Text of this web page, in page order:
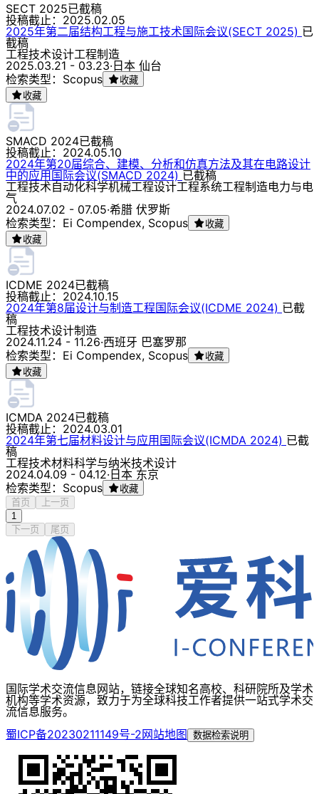
SECT 2025已截稿
投稿截止： 2025.02.05
2025年第二届结构工程与施工技术国际会议(SECT 2025) 已
截稿
工程技术设计工程制造
2025.03.21 - 03.23·日本 仙台
检索类型：Scopus
收藏
收藏
SMACD 2024已截稿
投稿截止： 2024.05.10
2024年第20届综合、建模、分析和仿真方法及其在电路设计
中的应用国际会议(SMACD 2024) 已截稿
工程技术自动化科学机械工程设计工程系统工程制造电力与电
气
2024.07.02 - 07.05·希腊 伏罗斯
检索类型：Ei Compendex, Scopus
收藏
收藏
ICDME 2024已截稿
投稿截止： 2024.10.15
2024年第8届设计与制造工程国际会议(ICDME 2024) 已截
稿
工程技术设计制造
2024.11.24 - 11.26·西班牙 巴塞罗那
检索类型：Ei Compendex, Scopus
收藏
收藏
ICMDA 2024已截稿
投稿截止： 2024.03.01
2024年第七届材料设计与应用国际会议(ICMDA 2024) 已截
稿
工程技术材料科学与纳米技术设计
2024.04.09 - 04.12·日本 东京
检索类型：Scopus
收藏
首页
上一页
1
下一页
尾页
国际学术交流信息网站，链接全球知名高校、科研院所及学术
机构等学术资源，致力于为全球科技工作者提供一站式学术交
流信息服务。
蜀ICP备20230211149号-2网站地图 数据检索说明